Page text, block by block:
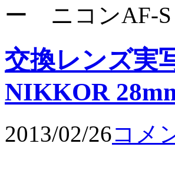
ー ニコンAF-S
交換レンズ実
NIKKOR
2013/02/26コメ